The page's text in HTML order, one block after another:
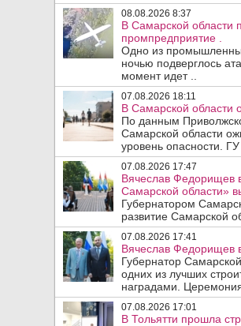
08.08.2026 8:37
В Самарской области
промпредприятие .
Одно из
ночью подверглось
момент идет ..
07.08.2026 18:11
В Самарской области
По данным
Самарской области
уровень опасности.
07.08.2026 17:47
Вячеслав Федорищев
Самарской области»
Губернатором
развитие Самарской
07.08.2026 17:41
Вячеслав Федорищев
Губернатор
одних из лучших
наградами.
07.08.2026 17:01
В Тольятти прошла